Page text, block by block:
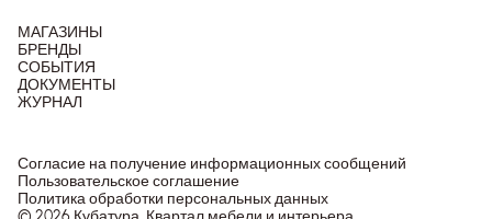
МАГАЗИНЫ
БРЕНДЫ
СОБЫТИЯ
ДОКУМЕНТЫ
ЖУРНАЛ
Согласие на получение информационных сообщений
Пользовательское соглашение
Политика обработки персональных данных